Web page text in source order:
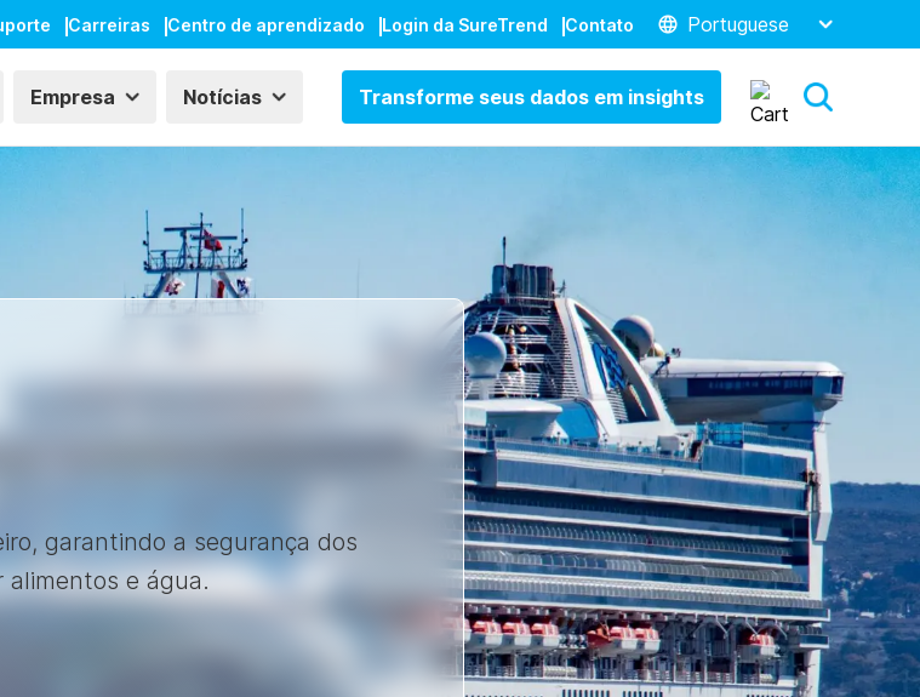
Carreiras Centro de aprendizado Login da SureTrend Contato Portuguese
Empresa Notícias Transforme seus dados em insights
garantindo a segurança dos
e água.